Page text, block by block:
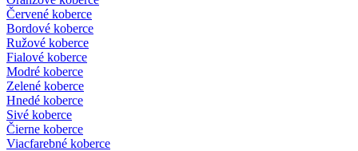
Červené koberce
Bordové koberce
Ružové koberce
Fialové koberce
Modré koberce
Zelené koberce
Hnedé koberce
Sivé koberce
Čierne koberce
Viacfarebné koberce